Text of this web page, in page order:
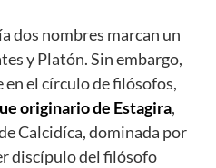
dos nombres marcan un
y Platón. Sin embargo,
el círculo de filósofos,
originario de Estagira,
Calcidíca, dominada por
discípulo del filósofo